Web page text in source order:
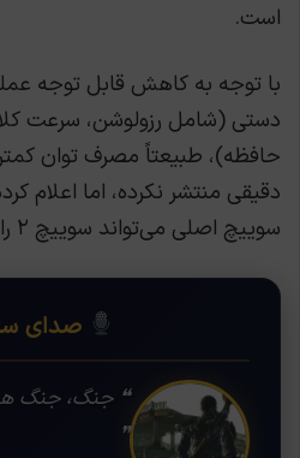
است.
با توجه به کاهش قابل توجه
حافظه)، طبیعتاً مصرف توان
سوییچ اصلی می‌تواند سوییچ ۲ را مستقیماً شارژ کند.
صدای
❝ جنگ، جنگ
❞